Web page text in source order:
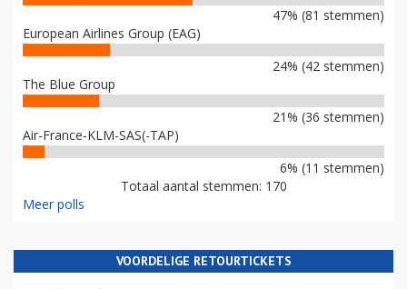
47% (81 stemmen)
European Airlines Group (EAG)
24% (42 stemmen)
The Blue Group
21% (36 stemmen)
Air-France-KLM-SAS(-TAP)
6% (11 stemmen)
Totaal aantal stemmen: 170
Meer polls
VOORDELIGE RETOURTICKETS